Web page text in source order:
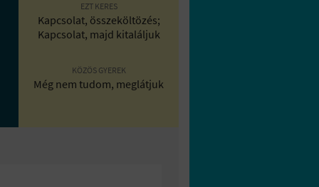
EZT KERES
Kapcsolat, összeköltözés;
Kapcsolat, majd kitaláljuk
KÖZÖS GYEREK
Még nem tudom, meglátjuk